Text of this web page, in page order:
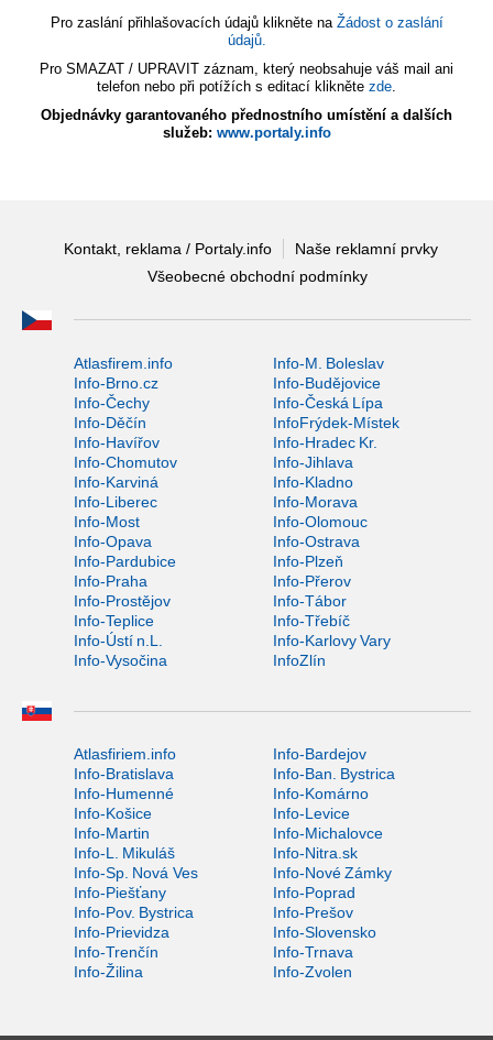
Pro zaslání přihlašovacích údajů klikněte na Žádost o zaslání
údajů.
Pro SMAZAT / UPRAVIT záznam, který neobsahuje váš mail ani
telefon nebo při potížích s editací klikněte zde.
Objednávky garantovaného přednostního umístění a dalších
služeb: www.portaly.info
Kontakt, reklama / Portaly.info
Naše reklamní prvky
Všeobecné obchodní podmínky
Atlasfirem.info
Info-M. Boleslav
Info-Brno.cz
Info-Budějovice
Info-Čechy
Info-Česká Lípa
Info-Děčín
InfoFrýdek-Místek
Info-Havířov
Info-Hradec Kr.
Info-Chomutov
Info-Jihlava
Info-Karviná
Info-Kladno
Info-Liberec
Info-Morava
Info-Most
Info-Olomouc
Info-Opava
Info-Ostrava
Info-Pardubice
Info-Plzeň
Info-Praha
Info-Přerov
Info-Prostějov
Info-Tábor
Info-Teplice
Info-Třebíč
Info-Ústí n.L.
Info-Karlovy Vary
Info-Vysočina
InfoZlín
Atlasfiriem.info
Info-Bardejov
Info-Bratislava
Info-Ban. Bystrica
Info-Humenné
Info-Komárno
Info-Košice
Info-Levice
Info-Martin
Info-Michalovce
Info-L. Mikuláš
Info-Nitra.sk
Info-Sp. Nová Ves
Info-Nové Zámky
Info-Piešťany
Info-Poprad
Info-Pov. Bystrica
Info-Prešov
Info-Prievidza
Info-Slovensko
Info-Trenčín
Info-Trnava
Info-Žilina
Info-Zvolen